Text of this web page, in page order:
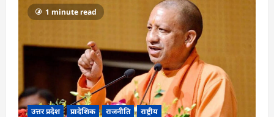
1 minute read
उत्तर प्रदेश प्रादेशिक राजनीति राष्ट्रीय